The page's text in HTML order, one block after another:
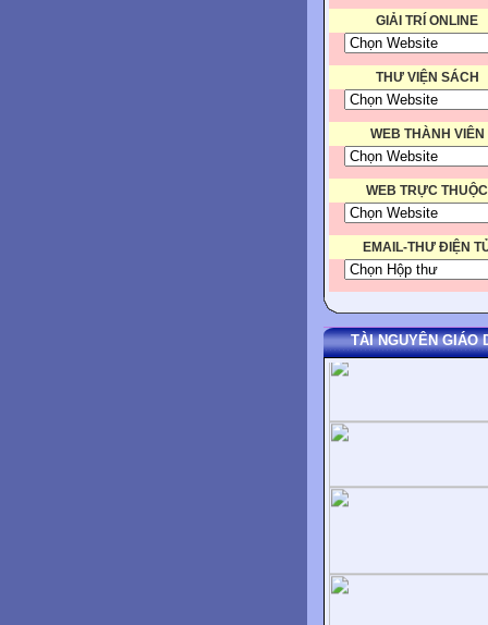
GIẢI TRÍ ONLINE
THƯ VIỆN SÁCH
WEB THÀNH VIÊN
WEB TRỰC THUỘC
EMAIL-THƯ ĐIỆN
TÀI NGUYÊN GIÁO